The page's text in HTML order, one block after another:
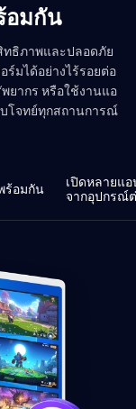
อมกัน
ทธิภาพและปลอดภัย
มได้อย่างไร้รอยต่อ
ยากร หรือใช้งานแอ
โจทย์ทุกสถานการณ์
ร้อมกัน
เปิดหลายแ
จากอุปกรณ์